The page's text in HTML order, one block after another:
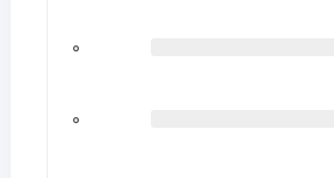
۰
۰